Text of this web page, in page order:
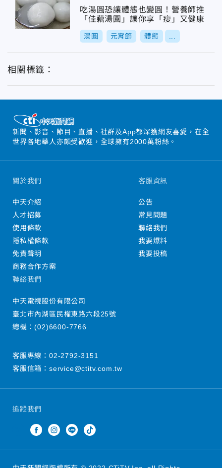
吃湯圓恐讓體態也變圓！營養師推
「佳藕湯圓」讓你享「瘦」又健康
湯圓 元宵節 體態
相關標籤：
新聞、影音、節目、直播、社群及App都深獲網友喜愛，在全
世界各地華人亦頗受歡迎，全球擁有2000萬粉絲。
追蹤我們
關於我們
中天介紹
人才招募
使用條款
隱私權條款
免責聲明
商務合作方案
客服資訊
公告
常見問題
聯絡我們
我要爆料
我要投稿
聯絡我們
中天電視股份有限公司
臺北市內湖區民權東路六段25號
總機：(02)6600-7766
客服專線： 02-2792-3151
客服信箱： service@ctitv.com.tw